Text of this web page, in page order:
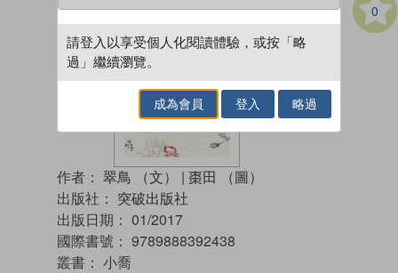
0
作者： 翠鳥 （文） | 棗田 （圖）
出版社： 突破出版社
出版日期： 01/2017
國際書號： 9789888392438
叢書： 小喬
請登入以享受個人化閱讀體驗，或按「略
過」繼續瀏覽。
成為會員 登入 略過